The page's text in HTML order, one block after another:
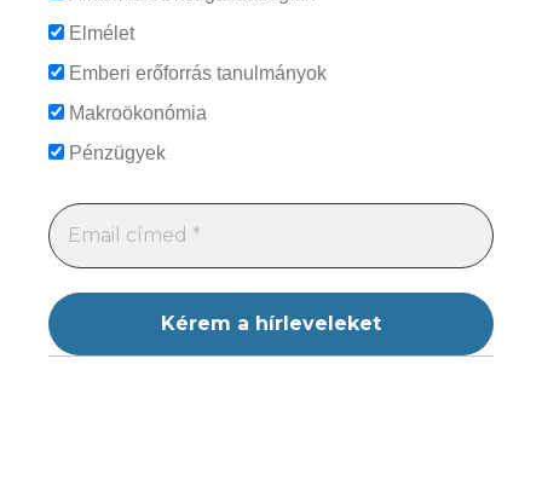
Elmélet
Emberi erőforrás tanulmányok
Makroökonómia
Pénzügyek